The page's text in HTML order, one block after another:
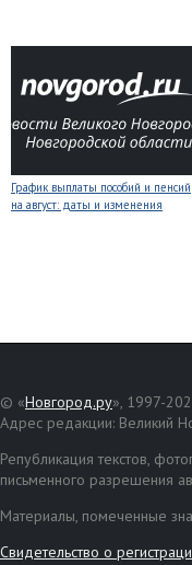
График выплаты пособий и пенсий
на август: даты и изменения
© «Новгород.ру», 1997-
Адрес редакции: Великий
Републикация текстов,
письменного разрешения
Материалы, помеченные
Свидетельство о